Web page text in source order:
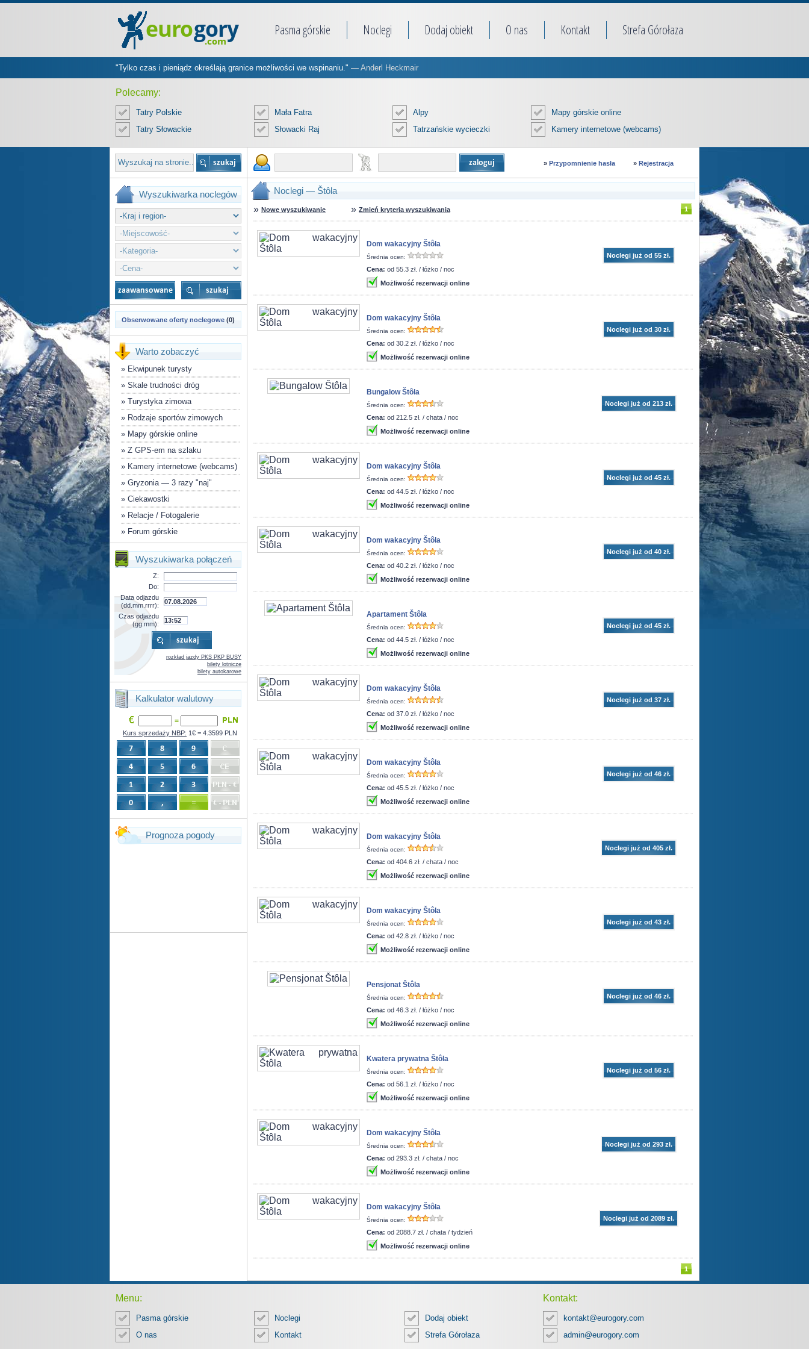
Pasma górskie Noclegi Dodaj obiekt O nas Kontakt Strefa Górołaza
"Tylko czas i pieniądz określają granice możliwości we wspinaniu." — Anderl Heckmair
Polecamy:
Tatry Polskie Mała Fatra Alpy
Mapy górskie online
Tatry Słowackie
Słowacki Raj Tatrzańskie wycieczki Kamery internetowe (webcams)
» Przypomnienie hasła » Rejestracja
Noclegi — Štôla
» Nowe wyszukiwanie » Zmień kryteria wyszukiwania 1
Dom wakacyjny Štôla
Średnia ocen:
Cena: od 55.3 zł. / łóżko / noc
Możliwość rezerwacji online
Noclegi już od 55 zł.
Dom wakacyjny Štôla
Średnia ocen:
Cena: od 30.2 zł. / łóżko / noc
Możliwość rezerwacji online
Noclegi już od 30 zł.
Bungalow Štôla
Średnia ocen:
Cena: od 212.5 zł. / chata / noc
Możliwość rezerwacji online
Noclegi już od 213 zł.
Dom wakacyjny Štôla
Średnia ocen:
Cena: od 44.5 zł. / łóżko / noc
Możliwość rezerwacji online
Noclegi już od 45 zł.
Dom wakacyjny Štôla
Średnia ocen:
Cena: od 40.2 zł. / łóżko / noc
Możliwość rezerwacji online
Noclegi już od 40 zł.
Apartament Štôla
Średnia ocen:
Cena: od 44.5 zł. / łóżko / noc
Możliwość rezerwacji online
Noclegi już od 45 zł.
Dom wakacyjny Štôla
Średnia ocen:
Cena: od 37.0 zł. / łóżko / noc
Możliwość rezerwacji online
Noclegi już od 37 zł.
Dom wakacyjny Štôla
Średnia ocen:
Cena: od 45.5 zł. / łóżko / noc
Możliwość rezerwacji online
Noclegi już od 46 zł.
Dom wakacyjny Štôla
Średnia ocen:
Cena: od 404.6 zł. / chata / noc
Możliwość rezerwacji online
Noclegi już od 405 zł.
Dom wakacyjny Štôla
Średnia ocen:
Cena: od 42.8 zł. / łóżko / noc
Możliwość rezerwacji online
Noclegi już od 43 zł.
Pensjonat Štôla
Średnia ocen:
Cena: od 46.3 zł. / łóżko / noc
Możliwość rezerwacji online
Noclegi już od 46 zł.
Kwatera prywatna Štôla
Średnia ocen:
Cena: od 56.1 zł. / łóżko / noc
Możliwość rezerwacji online
Noclegi już od 56 zł.
Dom wakacyjny Štôla
Średnia ocen:
Cena: od 293.3 zł. / chata / noc
Możliwość rezerwacji online
Noclegi już od 293 zł.
Dom wakacyjny Štôla
Średnia ocen:
Cena: od 2088.7 zł. / chata / tydzień
Możliwość rezerwacji online
Noclegi już od 2089 zł.
1
Wyszukiwarka noclegów
Obserwowane oferty noclegowe (0)
Warto zobaczyć
» Ekwipunek turysty
» Skale trudności dróg
» Turystyka zimowa
» Rodzaje sportów zimowych
» Mapy górskie online
» Z GPS-em na szlaku
» Kamery internetowe (webcams)
» Gryzonia — 3 razy "naj"
» Ciekawostki
» Relacje / Fotogalerie
» Forum górskie
Wyszukiwarka połączeń
Z:
Do:
Data odjazdu
(dd.mm.rrrr):
Czas odjazdu
(gg:mm):
rozkład jazdy PKS PKP BUSY
bilety lotnicze
bilety autokarowe
Kalkulator walutowy
=
Kurs sprzedaży NBP: 1€ = 4.3599 PLN
Prognoza pogody
Menu:
Pasma górskie
Noclegi
O nas
Kontakt
Kontakt:
Dodaj obiekt
kontakt@eurogory.com
Strefa Górołaza
admin@eurogory.com